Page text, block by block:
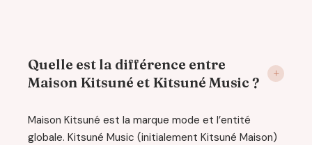
Quelle est la différence entre
Maison Kitsuné et Kitsuné Music ?
Maison Kitsuné est la marque mode et l’entité
globale. Kitsuné Music (initialement Kitsuné Maison)